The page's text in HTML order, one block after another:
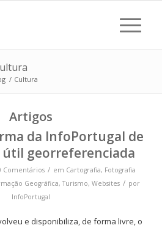
/ Cultura
Artigos
da InfoPortugal de
georreferenciada
Comentários / em Cartografia, Fotografia
Geográfica,Turismo, Websites / por
InfoPortugal
e disponibiliza, de forma livre, o